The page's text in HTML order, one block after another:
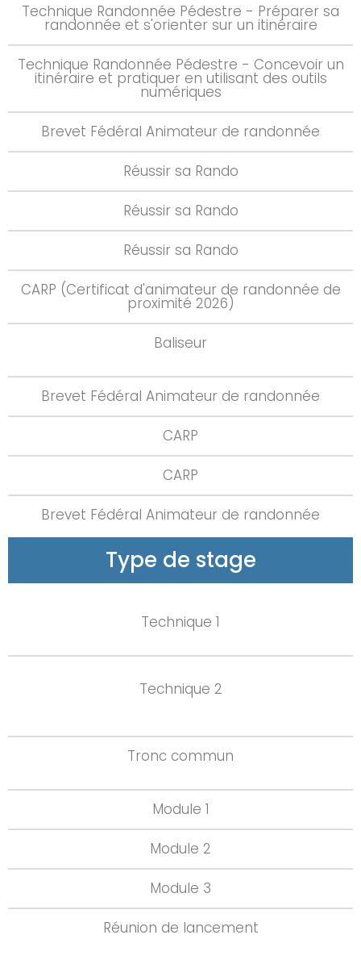
Technique Randonnée Pédestre - Préparer sa
randonnée et s'orienter sur un itinéraire
Technique Randonnée Pédestre - Concevoir un
itinéraire et pratiquer en utilisant des outils
numériques
Brevet Fédéral Animateur de randonnée
Réussir sa Rando
Réussir sa Rando
Réussir sa Rando
CARP (Certificat d'animateur de randonnée de
proximité 2026)
Baliseur
Brevet Fédéral Animateur de randonnée
CARP
CARP
Brevet Fédéral Animateur de randonnée
Type de stage
Technique 1
Technique 2
Tronc commun
Module 1
Module 2
Module 3
Réunion de lancement